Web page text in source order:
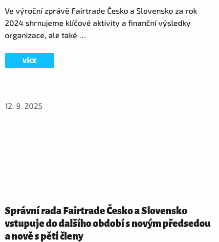
Ve výroční zprávě Fairtrade Česko a Slovensko za rok
2024 shrnujeme klíčové aktivity a finanční výsledky
organizace, ale také …
VÍCE
12. 9. 2025
Správní rada Fairtrade Česko a Slovensko
vstupuje do dalšího období s novým předsedou
a nově s pěti členy